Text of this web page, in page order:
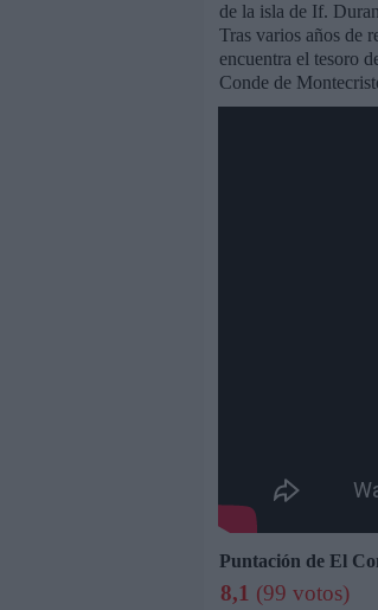
de la isla de If.
Tras varios años de
encuentra el tesoro
Conde de
Puntación de El
8,1 (99 votos)